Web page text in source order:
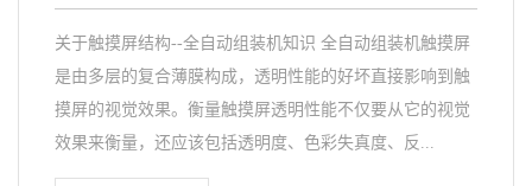
关于触摸屏结构--全自动组装机知识 全自动组装机触摸屏
是由多层的复合薄膜构成，透明性能的好坏直接影响到触
摸屏的视觉效果。衡量触摸屏透明性能不仅要从它的视觉
效果来衡量，还应该包括透明度、色彩失真度、反...